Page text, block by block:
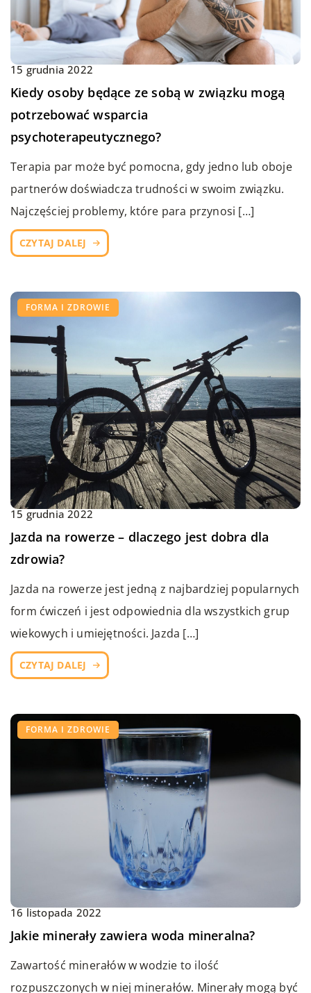
15 grudnia 2022
Kiedy osoby będące ze sobą w związku mogą
potrzebować wsparcia
psychoterapeutycznego?
Terapia par może być pomocna, gdy jedno lub oboje
partnerów doświadcza trudności w swoim związku.
Najczęściej problemy, które para przynosi […]
CZYTAJ DALEJ
FORMA I ZDROWIE
15 grudnia 2022
Jazda na rowerze – dlaczego jest dobra dla
zdrowia?
Jazda na rowerze jest jedną z najbardziej popularnych
form ćwiczeń i jest odpowiednia dla wszystkich grup
wiekowych i umiejętności. Jazda […]
CZYTAJ DALEJ
FORMA I ZDROWIE
16 listopada 2022
Jakie minerały zawiera woda mineralna?
Zawartość minerałów w wodzie to ilość
rozpuszczonych w niej minerałów. Minerały mogą być